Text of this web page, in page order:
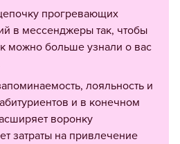
прогревающих
в мессенджеры так, чтобы
можно больше узнали о вас
лояльность и
и в конечном
воронку
затраты на привлечение